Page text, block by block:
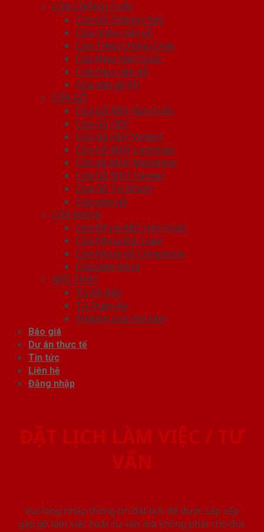
CỬA CHỐNG CHÁY
Cửa Gỗ Chống Cháy
Cửa nhôm vân gỗ
Cửa Thép Chống Cháy
Cửa thép Hàn Quốc
Cửa thép vân gỗ
Cửa vân gỗ 5D
CỬA GỖ
Cửa Gỗ ABS Hàn Quốc
Cửa Gỗ HDF
Cửa Gỗ HDF Veneer
Cửa Gỗ MDF Laminate
Cửa gỗ MDF Melamine
Cửa Gỗ MDF Veneer
Cửa Gỗ Tự Nhiên
Cửa vòm gỗ
CỬA NHỰA
Cửa Nhựa ABS Hàn Quốc
Cửa Nhựa Đài Loan
Cửa Nhựa Gỗ Composite
Cửa vòm nhựa
NỘI THẤT
Tủ Kệ Bếp
Tủ Quần Áo
Phụ kiện cửa nhà tắm
Báo giá
Dự án thực tế
Tin tức
Liên hệ
Đăng nhập
ĐẶT LỊCH LÀM VIỆC / TƯ
VẤN
Vui lòng nhập thông tin đặt lịch để được sắp xếp
gặp gỡ làm việc hoăc tư vấn mà không phải chờ đợi.